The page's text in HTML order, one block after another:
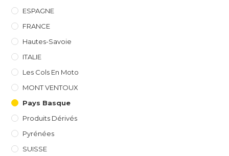
ESPAGNE
FRANCE
Hautes-Savoie
ITALIE
Les Cols En Moto
MONT VENTOUX
Pays Basque
Produits Dérivés
Pyrénées
SUISSE